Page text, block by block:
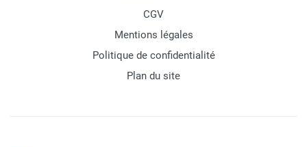
CGV
Mentions légales
Politique de confidentialité
Plan du site